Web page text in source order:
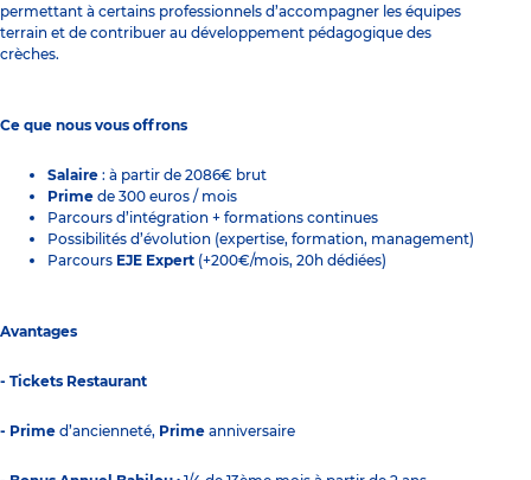
permettant à certains professionnels d’accompagner les équipes
terrain et de contribuer au développement pédagogique des
crèches.
Ce que nous vous offrons
Salaire : à partir de 2086€ brut
Prime de 300 euros / mois
Parcours d’intégration + formations continues
Possibilités d’évolution (expertise, formation, management)
Parcours EJE Expert (+200€/mois, 20h dédiées)
Avantages
- Tickets Restaurant
- Prime d’ancienneté, Prime anniversaire